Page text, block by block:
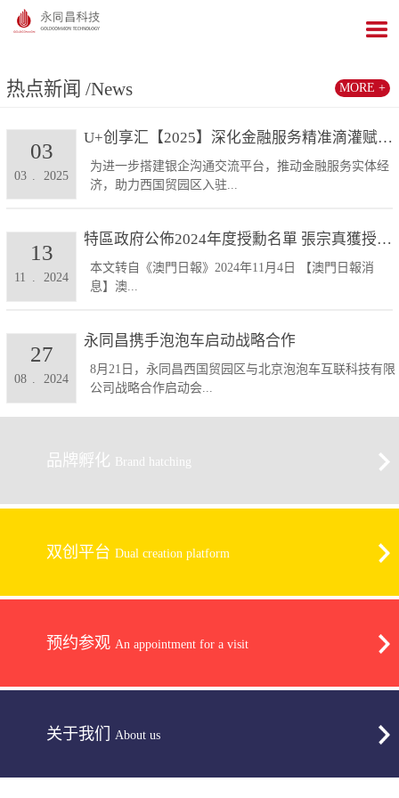
热点新闻 /News
U+创享汇【2025】深化金融服务精准滴灌赋能发展...
为进一步搭建银企沟通交流平台，推动金融服务实体经
济，助力西国贸园区入驻...
03 2025
03
特區政府公佈2024年度授勳名單 張宗真獲授予專業...
本文转自《澳門日報》2024年11月4日 【澳門日報消
息】澳...
11 2024
13
永同昌携手泡泡车启动战略合作
8月21日，永同昌西国贸园区与北京泡泡车互联科技有限
公司战略合作启动会...
08 . 2024
27
MORE +
品牌孵化 Brand hatching
双创平台 Dual creation platform
预约参观 An appointment for a visit
关于我们 About us